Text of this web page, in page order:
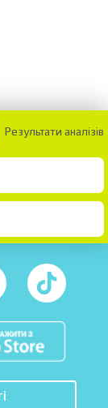
Результати аналізів